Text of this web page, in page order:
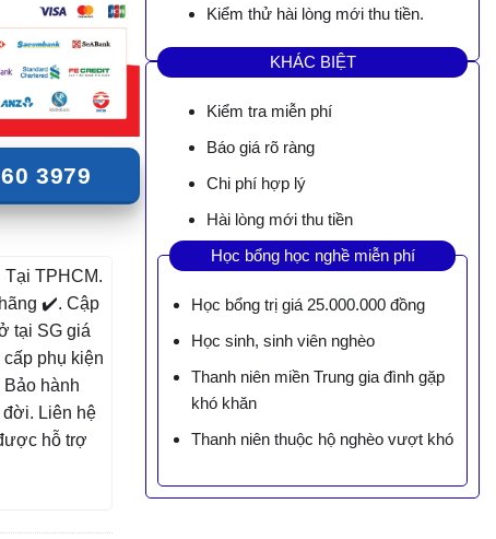
3979
Tại TPHCM.
✔️. Cập
tại SG giá
phụ kiện
hành
đời. Liên hệ
hỗ trợ
Kiểm thử hài lòng mới thu tiền.
KHÁC BIỆT
Kiểm tra miễn phí
Báo giá rõ ràng
Chi phí hợp lý
Hài lòng mới thu tiền
Học bổng học nghề miễn phí
Học bổng trị giá 25.000.000 đồng
Học sinh, sinh viên nghèo
Thanh niên miền Trung gia đình gặp
khó khăn
Thanh niên thuộc hộ nghèo vượt khó